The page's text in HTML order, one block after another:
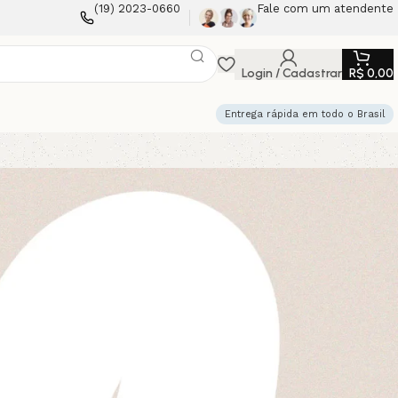
(19) 2023-0660 Fale com um atendente
Login / Cadastrar R$ 0,00
Entrega rápida em todo o Brasil